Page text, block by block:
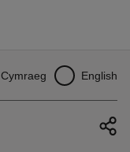
Cymraeg English